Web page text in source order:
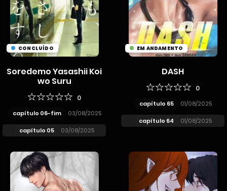
CONCLUÍDO
Soredemo Yasashii Koi
wo Suru
0
capítulo 06-fim 03/08/2025
capítulo 05 03/08/2025
EM ANDAMENTO
DASH
0
capítulo 65 01/08/2025
capítulo 64 01/08/2025